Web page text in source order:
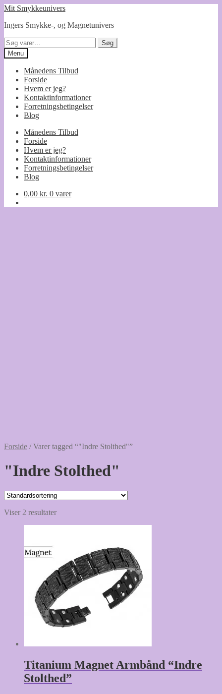
Spring
navigation
Spring
indhold
Mit Smykkeunivers
Ingers Smykke-, og Magnetunivers
Søg
efter:
Søg
Menu
Månedens Tilbud
Forside
Hvem er jeg?
Kontaktinformationer
Forretningsbetingelser
Blog
Månedens Tilbud
Forside
Hvem er jeg?
Kontaktinformationer
Forretningsbetingelser
Blog
0,00 kr. 0 varer
Forside /Varer tagged “"Indre Stolthed"”
"Indre Stolthed"
Viser 2 resultater
Titanium Magnet Armbånd “Indre
Stolthed”